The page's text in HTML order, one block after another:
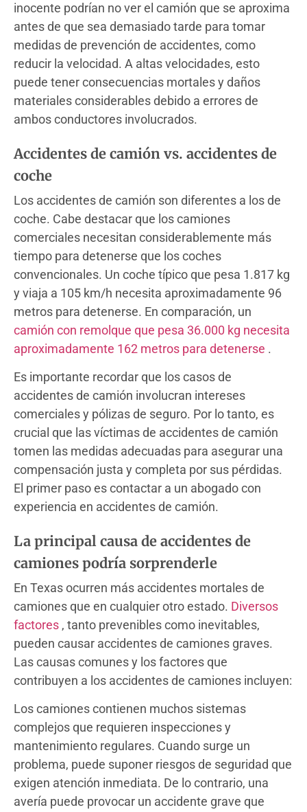
inocente podrían no ver el camión que se aproxima
antes de que sea demasiado tarde para tomar
medidas de prevención de accidentes, como
reducir la velocidad. A altas velocidades, esto
puede tener consecuencias mortales y daños
materiales considerables debido a errores de
ambos conductores involucrados.
Accidentes de camión vs. accidentes de
coche
Los accidentes de camión son diferentes a los de
coche. Cabe destacar que los camiones
comerciales necesitan considerablemente más
tiempo para detenerse que los coches
convencionales. Un coche típico que pesa 1.817 kg
y viaja a 105 km/h necesita aproximadamente 96
metros para detenerse. En comparación, un
camión con remolque que pesa 36.000 kg necesita
aproximadamente 162 metros para detenerse .
Es importante recordar que los casos de
accidentes de camión involucran intereses
comerciales y pólizas de seguro. Por lo tanto, es
crucial que las víctimas de accidentes de camión
tomen las medidas adecuadas para asegurar una
compensación justa y completa por sus pérdidas.
El primer paso es contactar a un abogado con
experiencia en accidentes de camión.
La principal causa de accidentes de
camiones podría sorprenderle
En Texas ocurren más accidentes mortales de
camiones que en cualquier otro estado. Diversos
factores , tanto prevenibles como inevitables,
pueden causar accidentes de camiones graves.
Las causas comunes y los factores que
contribuyen a los accidentes de camiones incluyen:
Los camiones contienen muchos sistemas
complejos que requieren inspecciones y
mantenimiento regulares. Cuando surge un
problema, puede suponer riesgos de seguridad que
exigen atención inmediata. De lo contrario, una
avería puede provocar un accidente grave que